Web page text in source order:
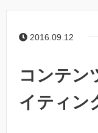
2016.09.12
コンテン
イティン